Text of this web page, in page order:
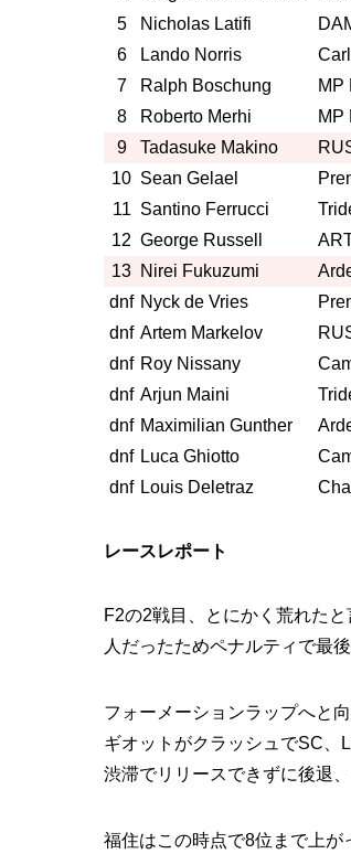
5
Nicholas Latifi
6
Lando Norris
7
Ralph Boschung MP
8
Roberto Merhi MP
9
Tadasuke Makino
10 Sean Gelael
11 Santino Ferrucci
12 George Russell
13 Nirei Fukuzumi
dnf Nyck de Vries
dnf Artem Markelov
dnf Roy Nissany
dnf Arjun Maini
dnf Maximilian Gunther
dnf Luca Ghiotto
dnf Louis Deletraz
レースレポート
F2の2戦目、とにかく荒れた
人だったためペナルティで最
フォーメーションラップへと
ギオットがクラッシュでSC、
渋滞でリリースできずに後退
福住はこの時点で8位まで上